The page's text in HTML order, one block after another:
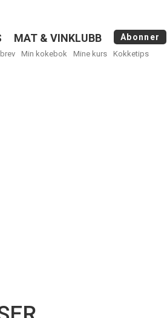
MAT & VINKLUBB Abonner
Min kokebok Mine kurs Kokketips